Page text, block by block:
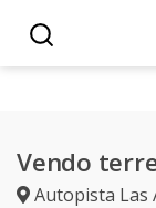
Vendo
Autopista Las